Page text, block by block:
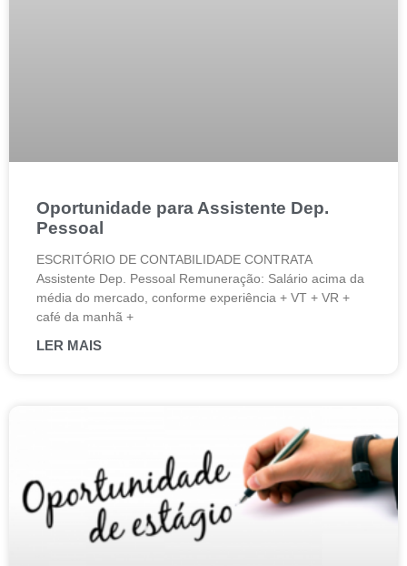
Oportunidade para Assistente Dep.
Pessoal
ESCRITÓRIO DE CONTABILIDADE CONTRATA
Assistente Dep. Pessoal Remuneração: Salário acima da
média do mercado, conforme experiência + VT + VR +
café da manhã +
LER MAIS